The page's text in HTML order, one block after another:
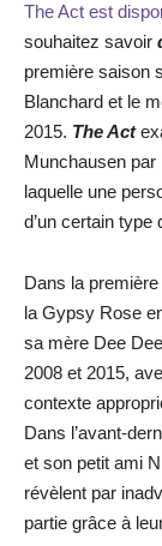
The Act est
souhaitez savoir
première saison
Blanchard et le
2015. The Act
Munchausen par
laquelle une
d’un certain type
Dans la
la Gypsy Rose
sa mère Dee
2008 et 2015,
contexte
Dans l’avant-
et son petit ami
révèlent par
partie grâce à